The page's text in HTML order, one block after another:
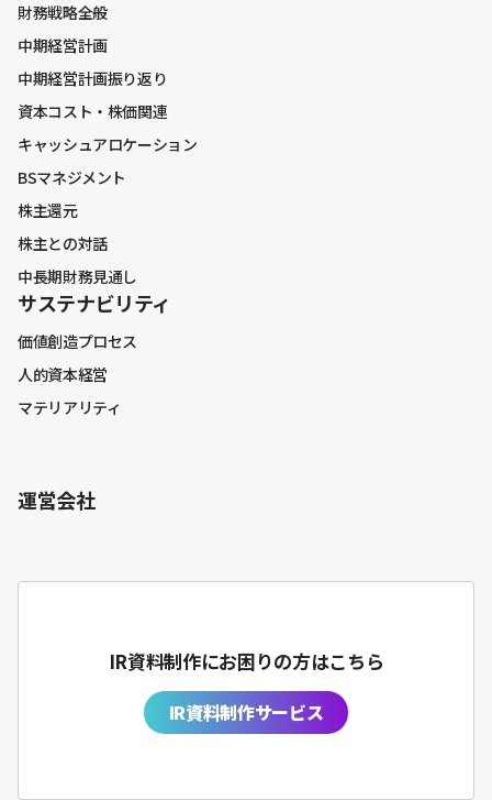
財務戦略全般
中期経営計画
中期経営計画振り返り
資本コスト・株価関連
キャッシュアロケーション
BSマネジメント
株主還元
株主との対話
中長期財務見通し
サステナビリティ
価値創造プロセス
人的資本経営
マテリアリティ
運営会社
IR資料制作にお困りの方はこちら
IR資料制作サービス